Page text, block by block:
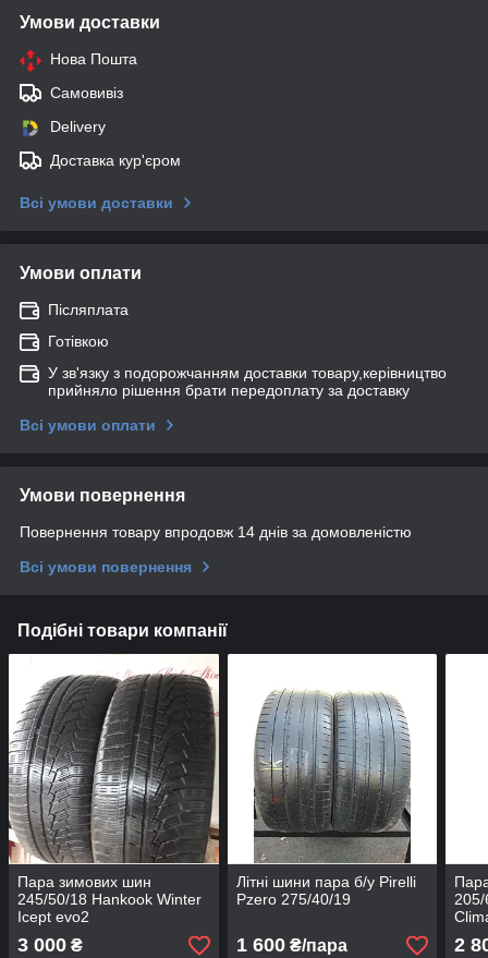
Умови доставки
Нова Пошта
Самовивіз
Delivery
Доставка кур'єром
Всі умови доставки
Умови оплати
Післяплата
Готівкою
У зв'язку з подорожчанням доставки товару,керівництво
прийняло рішення брати передоплату за доставку
Всі умови оплати
Умови повернення
Повернення товару впродовж 14 днів за домовленістю
Всі умови повернення
Подібні товари компанії
Пара зимових шин
245/50/18 Hankook Winter
Icept evo2
3 000 ₴
Літні шини пара б/у Pirelli
Pzero 275/40/19
1 600₴/пара
205/
2